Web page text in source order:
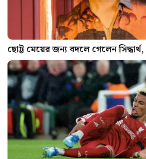
ছোট্ট মেয়ের জন্য বদলে গেলেন সিদ্ধার্থ,